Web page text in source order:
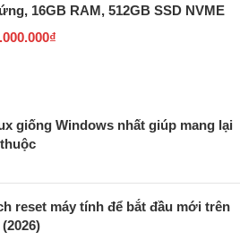
16GB RAM, 512GB SSD NVME
₫
giống Windows nhất giúp mang lại
reset máy tính để bắt đầu mới trên